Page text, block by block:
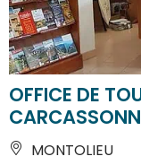
OFFICE DE
MONTOLIEU